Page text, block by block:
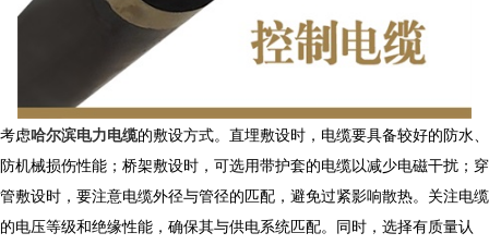
考虑哈尔滨电力电缆的敷设方式。直埋敷设时，电缆要具备较好的防水、
防机械损伤性能；桥架敷设时，可选用带护套的电缆以减少电磁干扰；穿
管敷设时，要注意电缆外径与管径的匹配，避免过紧影响散热。关注电缆
的电压等级和绝缘性能，确保其与供电系统匹配。同时，选择有质量认